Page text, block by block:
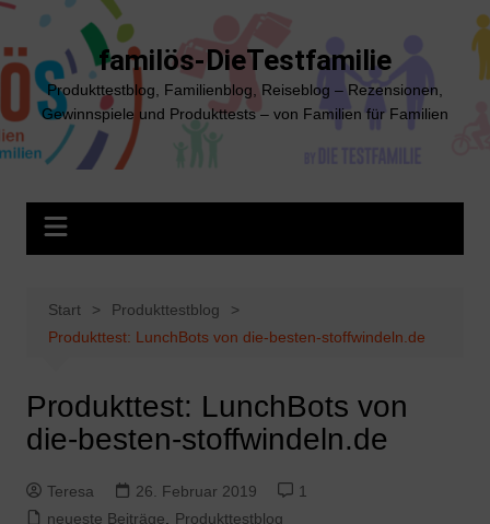
Zum
springen
familös-DieTestfamilie
Produkttestblog, Familienblog, Reiseblog – Rezensionen,
Gewinnspiele und Produkttests – von Familien für Familien
Start
Produkttestblog
Produkttest: LunchBots von die-besten-stoffwindeln.de
Produkttest: LunchBots von
die-besten-stoffwindeln.de
Teresa 26. Februar 2019
1
neueste Beiträge
Produkttestblog